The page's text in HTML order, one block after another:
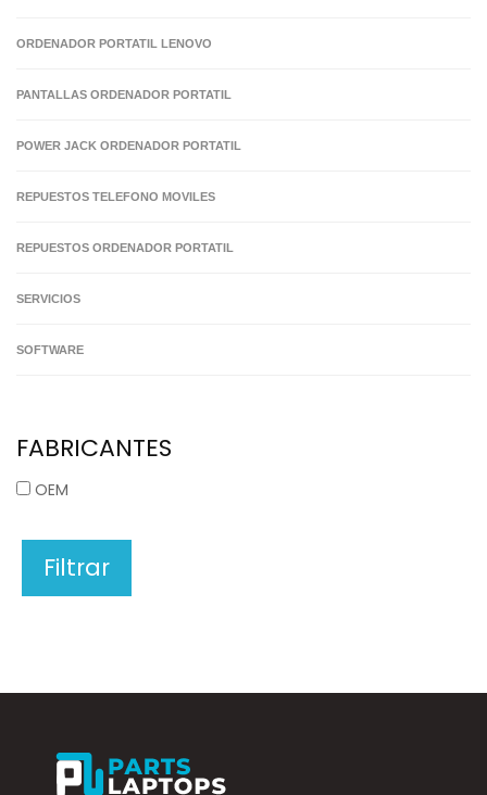
ORDENADOR PORTATIL LENOVO
PANTALLAS ORDENADOR PORTATIL
POWER JACK ORDENADOR PORTATIL
REPUESTOS TELEFONO MOVILES
REPUESTOS ORDENADOR PORTATIL
SERVICIOS
SOFTWARE
FABRICANTES
OEM
Filtrar